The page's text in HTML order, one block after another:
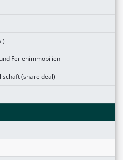
Ferienimmobilien
(share deal)